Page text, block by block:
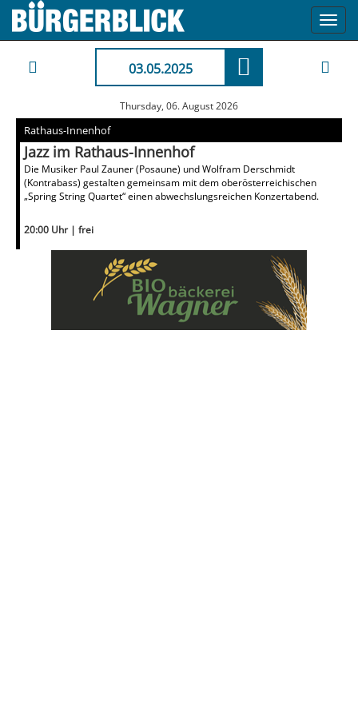
03.05.2025
Thursday, 06. August 2026
Rathaus-Innenhof
Jazz im Rathaus-Innenhof
Die Musiker Paul Zauner (Posaune) und Wolfram Derschmidt
(Kontrabass) gestalten gemeinsam mit dem oberösterreichischen
„Spring String Quartet“ einen abwechslungsreichen Konzertabend.
20:00 Uhr | frei